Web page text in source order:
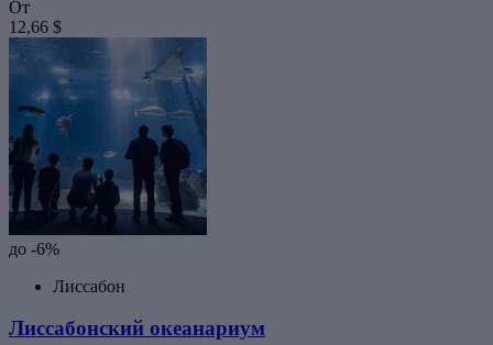
От
12,66 $
до -6%
Лиссабон
Лиссабонский океанариум